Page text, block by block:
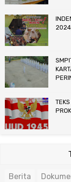
Berita